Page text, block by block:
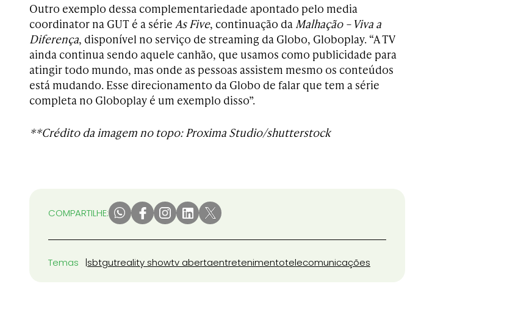
Outro exemplo dessa complementariedade apontado pelo media
coordinator na GUT é a série As Five, continuação da Malhação – Viva a
Diferença, disponível no serviço de streaming da Globo, Globoplay. “A TV
ainda continua sendo aquele canhão, que usamos como publicidade para
atingir todo mundo, mas onde as pessoas assistem mesmo os conteúdos
está mudando. Esse direcionamento da Globo de falar que tem a série
completa no Globoplay é um exemplo disso”.
**Crédito da imagem no topo: Proxima Studio/shutterstock
COMPARTILHE:
Temas sbtgutreality showtv abertaentretenimentotelecomunicações